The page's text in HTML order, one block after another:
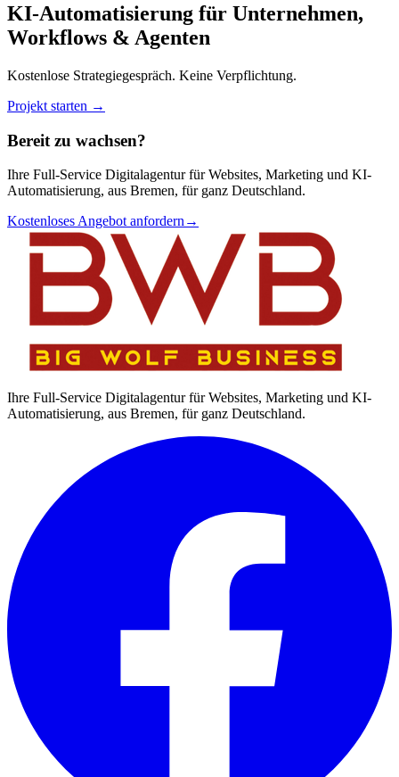
KI-Automatisierung für Unternehmen,
Workflows & Agenten
Kostenlose Strategiegespräch. Keine Verpflichtung.
Projekt starten →
Bereit zu wachsen?
Ihre Full-Service Digitalagentur für Websites, Marketing und KI-
Automatisierung, aus Bremen, für ganz Deutschland.
Kostenloses Angebot anfordern →
Ihre Full-Service Digitalagentur für Websites, Marketing und KI-
Automatisierung, aus Bremen, für ganz Deutschland.